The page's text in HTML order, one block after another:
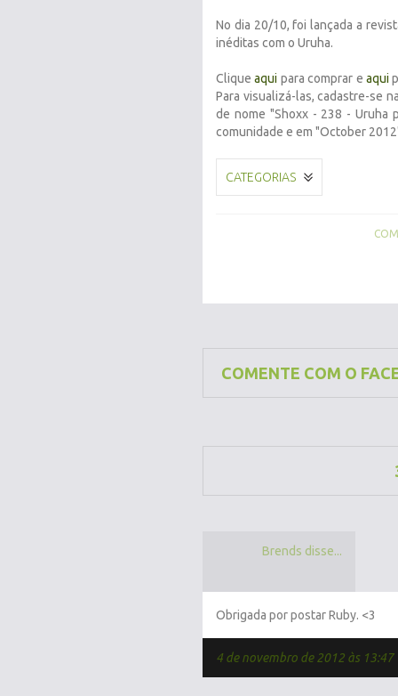
No dia 20/10, foi lançada a
inéditas com o Uruha.
Cliqueaqui para comprar e aqui
Para visualizá-las, cadastre-se
de nome "Shoxx - 238 -
comunidade e em "October
CATEGORIAS
COMENTE COM O
Brends disse...
Obrigada por postar Ruby. <3
4 de novembro de 2012 às 13:47